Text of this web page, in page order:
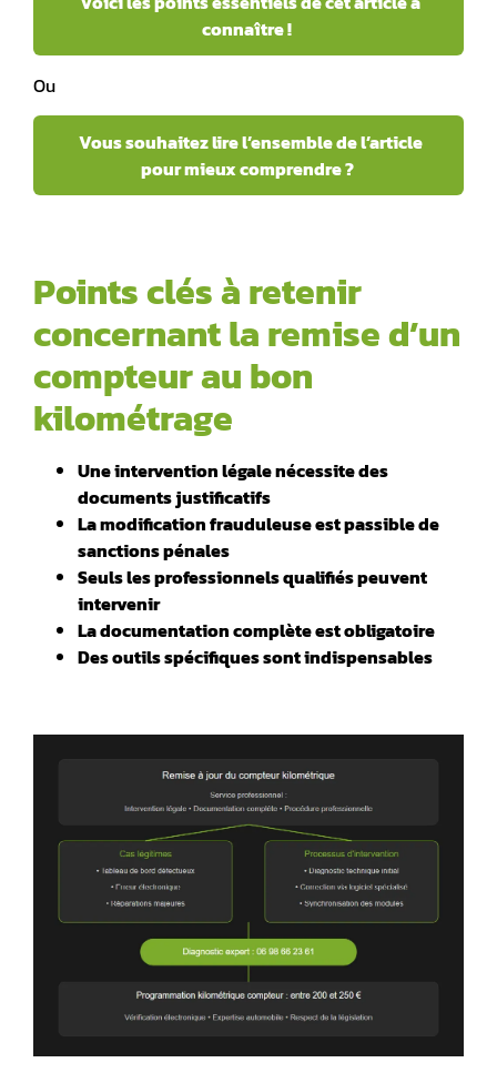
connaître !
Ou
Vous souhaitez lire l’ensemble de l’article
pour mieux comprendre ?
Points clés à retenir
concernant la remise d’un
compteur au bon
kilométrage
Une intervention légale nécessite des
documents justificatifs
️La modification frauduleuse est passible de
sanctions pénales
Seuls les professionnels qualifiés peuvent
intervenir
La documentation complète est obligatoire
Des outils spécifiques sont indispensables